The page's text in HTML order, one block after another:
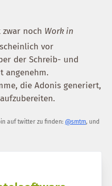
zwar noch Work in
vor
der Schreib- und
angenehm.
die Adonis generiert,
auf twitter zu finden: @smtm, und